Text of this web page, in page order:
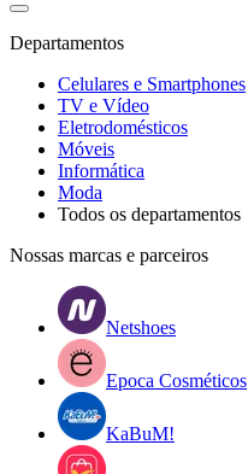
Departamentos
Celulares e Smartphones
TV e Vídeo
Eletrodomésticos
Móveis
Informática
Moda
Todos os departamentos
Nossas marcas e parceiros
Netshoes
Epoca Cosméticos
KaBuM!